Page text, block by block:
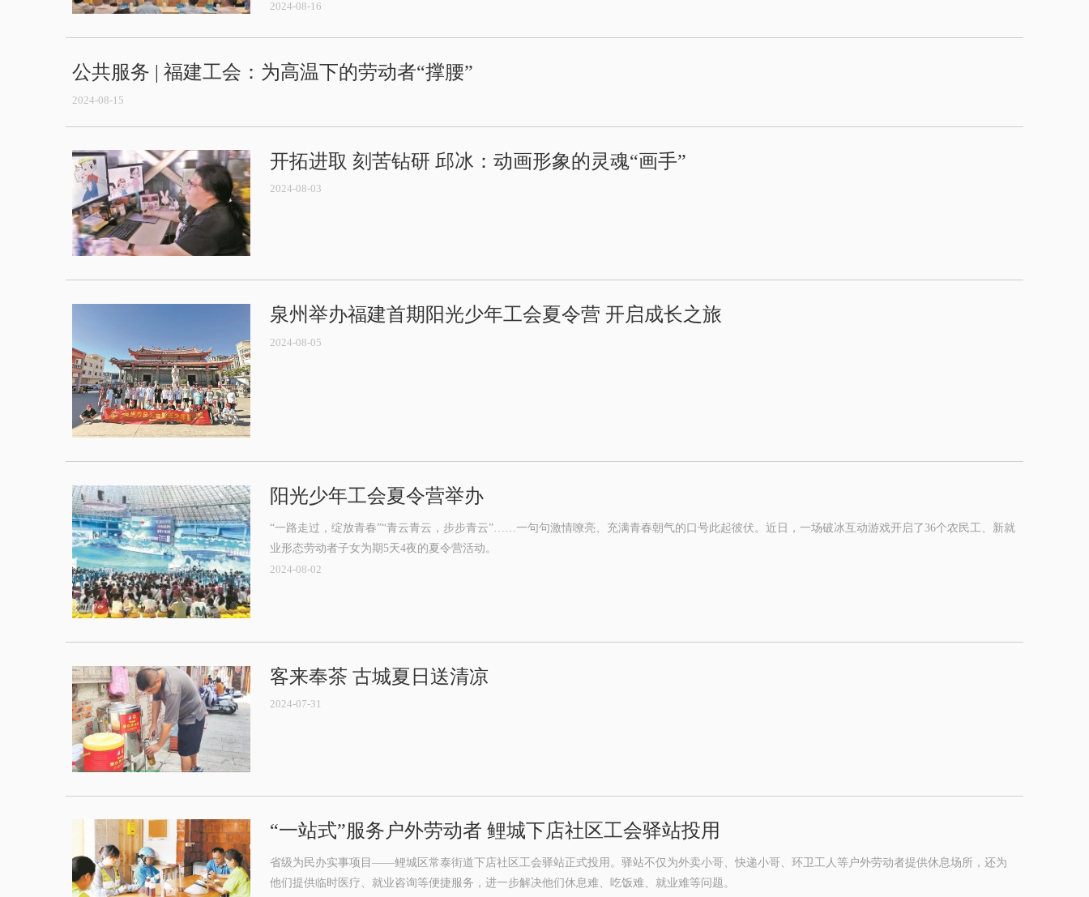
2024-08-16
公共服务 | 福建工会：为高温下的劳动者“撑腰”
2024-08-15
开拓进取 刻苦钻研 邱冰：动画形象的灵魂“画手”
2024-08-03
泉州举办福建首期阳光少年工会夏令营 开启成长之旅
2024-08-05
阳光少年工会夏令营举办
“一路走过，绽放青春”“青云青云，步步青云”……一句句激情嘹亮、充满青春朝气的口号此起彼伏。近日，一场破冰互动游戏开启了36个农民工、新就
业形态劳动者子女为期5天4夜的夏令营活动。
2024-08-02
客来奉茶 古城夏日送清凉
2024-07-31
“一站式”服务户外劳动者 鲤城下店社区工会驿站投用
省级为民办实事项目——鲤城区常泰街道下店社区工会驿站正式投用。驿站不仅为外卖小哥、快递小哥、环卫工人等户外劳动者提供休息场所，还为
他们提供临时医疗、就业咨询等便捷服务，进一步解决他们休息难、吃饭难、就业难等问题。